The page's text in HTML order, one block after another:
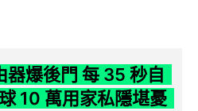
爆後門 每 35 秒自
10 萬用家私隱堪憂